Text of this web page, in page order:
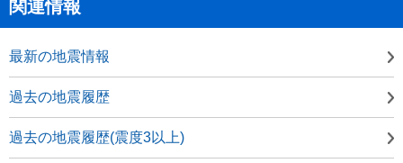
関連情報
最新の地震情報
過去の地震履歴
過去の地震履歴(震度3以上)